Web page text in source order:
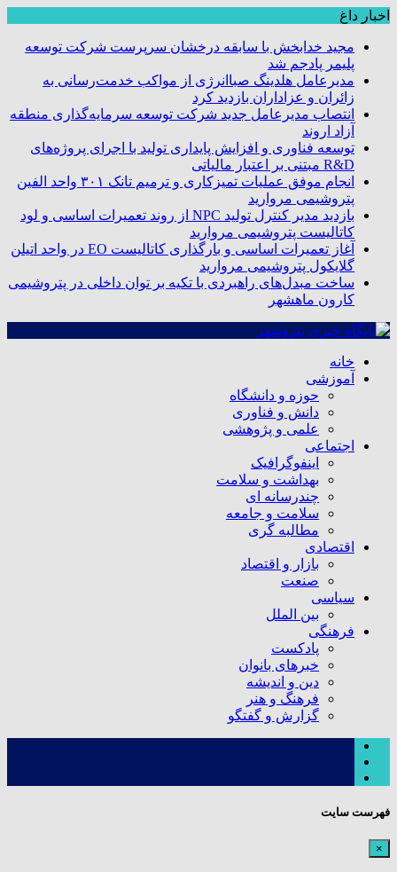
اخبار داغ
مجید خدابخش با سابقه درخشان سرپرست شرکت توسعه
پلیمر پادجم شد
مدیرعامل هلدینگ صباانرژی از مواکب خدمت‌رسانی به
زائران و عزاداران بازدید کرد
انتصاب مدیرعامل جدید شرکت توسعه سرمایه‌گذاری منطقه
آزاد اروند
توسعه فناوری و افزایش پایداری تولید با اجرای پروژه‌های
R&D مبتنی بر اعتبار مالیاتی
انجام موفق عملیات تمیزکاری و ترمیم تانک ۳۰۱ واحد الفین
پتروشیمی مروارید
بازدید مدیر کنترل تولید NPC از روند تعمیرات اساسی و لود
کاتالیست پتروشیمی مروارید
آغاز تعمیرات اساسی و بارگذاری کاتالیست EO در واحد اتیلن
گلایکول پتروشیمی مروارید
ساخت مبدل‌های راهبردی با تکیه بر توان داخلی در پتروشیمی
کارون ماهشهر
خانه
آموزشی
حوزه و دانشگاه
دانش و فناوری
علمی و پژوهشی
اجتماعی
اینفوگرافیک
بهداشت و سلامت
چندرسانه ای
سلامت و جامعه
مطالبه گری
اقتصادی
بازار و اقتصاد
صنعت
سیاسی
بین الملل
فرهنگی
پادکست
خبرهای بانوان
دین و اندیشه
فرهنگ و هنر
گزارش و گفتگو
فهرست سایت
×